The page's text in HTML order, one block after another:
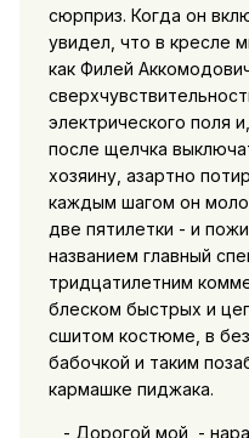
сюрприз. Когда он
увидел, что в кресле
как Филей
электрического поля
после щелчка
хозяину, азартно
каждым шагом он
две пятилетки - и
названием главный
тридцатилетним
блеском быстрых и
сшитом костюме, в
бабочкой и таким
кармашке пиджака.
- Дорогой мой, -